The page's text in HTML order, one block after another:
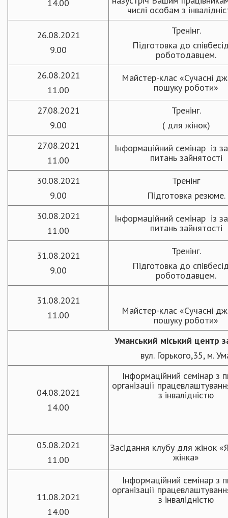
14.00
числі особам з
26.08.2021
9.00
Тренінг.
Підготовка до
роботодавцем.
26.08.2021
11.00
Майстер-клас «Сучасні
пошуку роботи»
27.08.2021
9.00
Тренінг.
( для жінок)
27.08.2021
11.00
Інформаційний семінар із
питань зайнятості
30.08.2021
9.00
Тренінг
Підготовка резюме.
30.08.2021
11.00
Інформаційний семінар із
питань зайнятості
31.08.2021
9.00
Тренінг.
Підготовка до
роботодавцем.
31.08.2021
11.00
Майстер-клас «Сучасні
пошуку роботи»
Уманський міський центр
вул. Горького,35, м.
04.08.2021
14.00
Інформаційний семінар з
організації
з інвалідністю
05.08.2021
11.00
Засідання клубу для жінок
жінка»
11.08.2021
14.00
Інформаційний семінар з
організації
з інвалідністю